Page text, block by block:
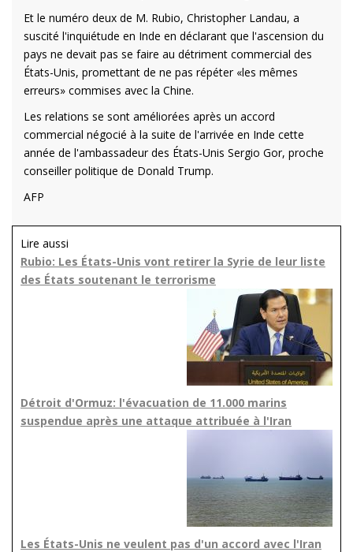
Et le numéro deux de M. Rubio, Christopher Landau, a
suscité l'inquiétude en Inde en déclarant que l'ascension du
pays ne devait pas se faire au détriment commercial des
États-Unis, promettant de ne pas répéter «les mêmes
erreurs» commises avec la Chine.
Les relations se sont améliorées après un accord
commercial négocié à la suite de l'arrivée en Inde cette
année de l'ambassadeur des États-Unis Sergio Gor, proche
conseiller politique de Donald Trump.
AFP
Lire aussi
Rubio: Les États-Unis vont retirer la Syrie de leur liste
des États soutenant le terrorisme
Détroit d'Ormuz: l'évacuation de 11.000 marins
suspendue après une attaque attribuée à l'Iran
Les États-Unis ne veulent pas d'un accord avec l'Iran